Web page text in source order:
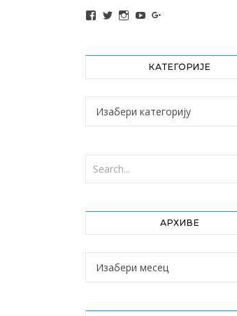
View altochef’s profile on
View jovancica73’s profile
View jovancica73’s
View jovancica73’s
КАТЕГОРИЈЕ
Категорије
АРХИВЕ
Архиве